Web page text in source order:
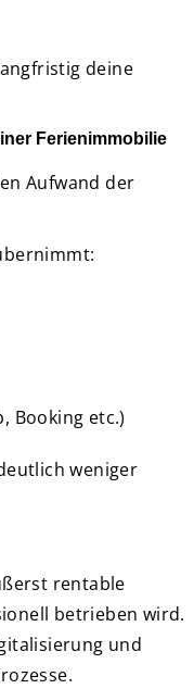
deine
Ferienimmobilie
Aufwand der
Booking etc.)
weniger
rentable
betrieben wird.
und